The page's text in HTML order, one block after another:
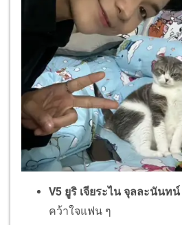
V5 ยูริ เจียระไน จุลละนันทน์
คว้าใจแฟน ๆ